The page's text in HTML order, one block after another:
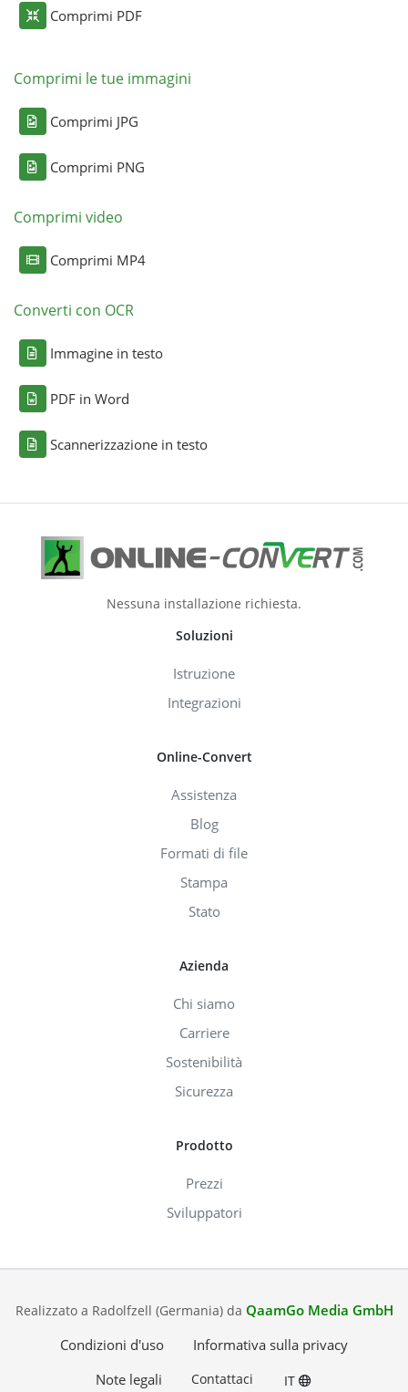
Comprimi PDF
Comprimi le tue immagini
Comprimi JPG
Comprimi PNG
Comprimi video
Comprimi MP4
Converti con OCR
Immagine in testo
PDF in Word
Scannerizzazione in testo
Nessuna installazione richiesta.
Soluzioni
Istruzione
Integrazioni
Online-Convert
Assistenza
Blog
Formati di file
Stampa
Stato
Azienda
Chi siamo
Carriere
Sostenibilità
Sicurezza
Prodotto
Prezzi
Sviluppatori
Realizzato a Radolfzell (Germania) da QaamGo Media GmbH
Condizioni d'uso
Informativa sulla privacy
Note legali
Contattaci IT